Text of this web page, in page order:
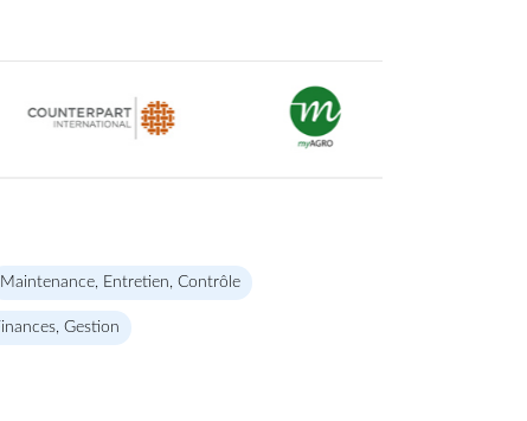
Maintenance, Entretien, Contrôle
Gestion